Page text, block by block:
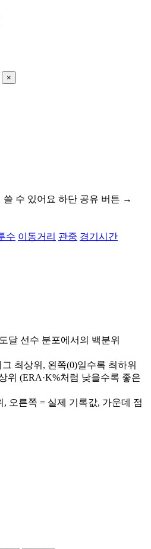
×
쓸 수 있어요 하단 공유 버튼 →
수 이동거리 관중 경기시간
달 선수 분포에서의 백분위
최상위, 왼쪽(0)일수록 최하위
위 (ERA·K%처럼 낮을수록 좋은
, 오른쪽 = 실제 기록값, 가운데 점